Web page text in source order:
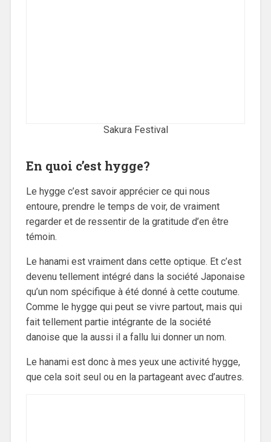
Sakura Festival
En quoi c’est hygge?
Le hygge c’est savoir apprécier ce qui nous
entoure, prendre le temps de voir, de vraiment
regarder et de ressentir de la gratitude d’en être
témoin.
Le hanami est vraiment dans cette optique. Et c’est
devenu tellement intégré dans la société Japonaise
qu’un nom spécifique à été donné à cette coutume.
Comme le hygge qui peut se vivre partout, mais qui
fait tellement partie intégrante de la société
danoise que la aussi il a fallu lui donner un nom.
Le hanami est donc à mes yeux une activité hygge,
que cela soit seul ou en la partageant avec d’autres.